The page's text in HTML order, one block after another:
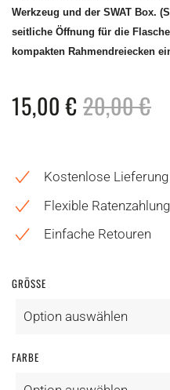
Werkzeug und der SWAT Box.
seitliche Öffnung für die
kompakten Rahmendreiecken
15,00€20,00€
Kostenlose
Flexible Ratenzahlung
Einfache Retouren
GRÖSSE
FARBE